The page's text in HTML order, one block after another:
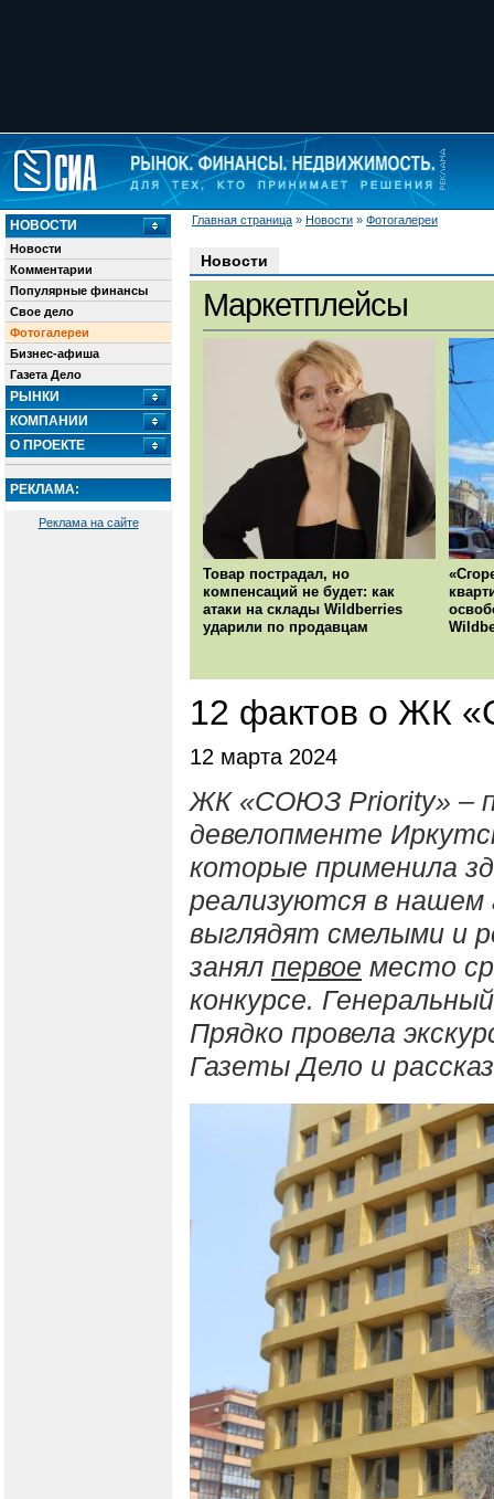
Главная страница » Новости » Фотогалереи
НОВОСТИ
Новости
Комментарии
Популярные финансы
Свое дело
Фотогалереи
Бизнес-афиша
Газета Дело
РЫНКИ
КОМПАНИИ
О ПРОЕКТЕ
РЕКЛАМА:
Реклама на сайте
Новости
Маркетплейсы
Товар пострадал, но
компенсаций не будет: как
атаки на склады Wildberries
ударили по продавцам
12 фактов о ЖК
12 марта 2024
ЖК «СОЮЗ Priority» –
девелопменте
которые применила
реализуются в нашем
выглядят смелыми и
занял первое место
конкурсе.
Прядко провела
Газеты Дело и